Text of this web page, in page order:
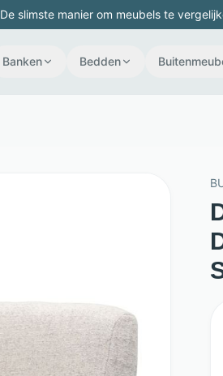
De slimste manier om meubels te
Banken Bedden